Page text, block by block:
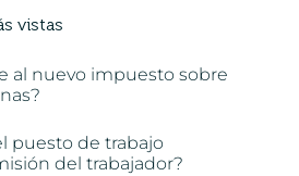
vistas
al nuevo impuesto sobre
puesto de trabajo
del trabajador?